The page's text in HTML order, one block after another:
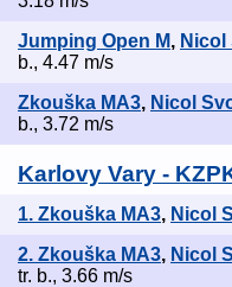
Jumping Open M,
b., 4.47 m/s
Zkouška MA3, Nicol
b., 3.72 m/s
Karlovy Vary -
1. Zkouška MA3, Nicol
2. Zkouška MA3, Nicol
tr. b., 3.66 m/s